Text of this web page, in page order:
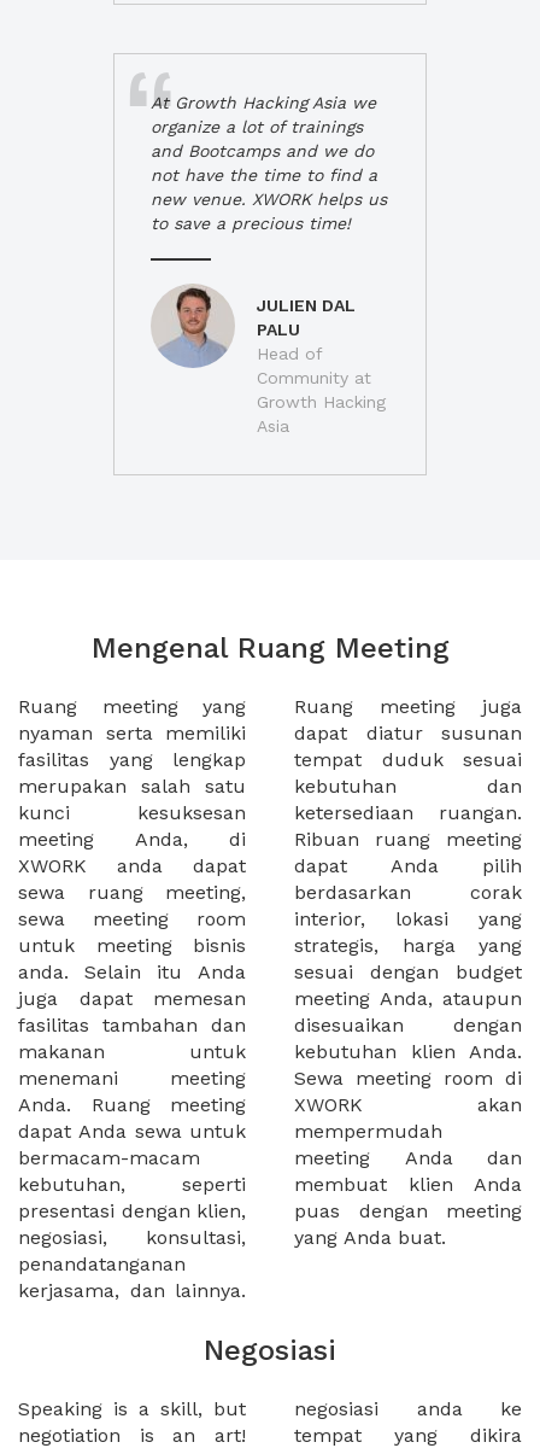
At Growth Hacking Asia we
organize a lot of trainings
and Bootcamps and we do
not have the time to find a
new venue. XWORK helps us
to save a precious time!
JULIEN DAL
PALU
Head of
Community at
Growth Hacking
Asia
Mengenal Ruang Meeting
Ruang meeting yang
nyaman serta memiliki
fasilitas yang lengkap
merupakan salah satu
kunci kesuksesan
meeting Anda, di
XWORK anda dapat
sewa ruang meeting,
sewa meeting room
untuk meeting bisnis
anda. Selain itu Anda
juga dapat memesan
fasilitas tambahan dan
makanan untuk
menemani meeting
Anda. Ruang meeting
dapat Anda sewa untuk
bermacam-macam
kebutuhan, seperti
presentasi dengan klien,
negosiasi, konsultasi,
penandatanganan
kerjasama, dan lainnya.
Ruang meeting juga
dapat diatur susunan
tempat duduk sesuai
kebutuhan dan
ketersediaan ruangan.
Ribuan ruang meeting
dapat Anda pilih
berdasarkan corak
interior, lokasi yang
strategis, harga yang
sesuai dengan budget
meeting Anda, ataupun
disesuaikan dengan
kebutuhan klien Anda.
Sewa meeting room di
XWORK akan
mempermudah
meeting Anda dan
membuat klien Anda
puas dengan meeting
yang Anda buat.
Negosiasi
Speaking is a skill, but
negotiation is an art!
negosiasi anda ke
tempat yang dikira